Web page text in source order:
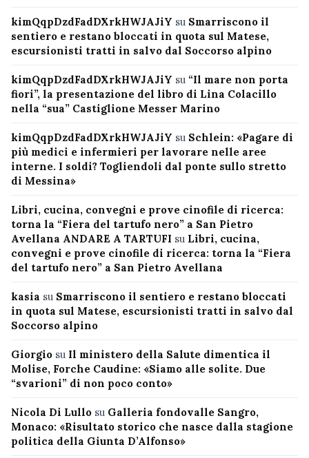
kimQqpDzdFadDXrkHWJAJiY su Smarriscono il
sentiero e restano bloccati in quota sul Matese,
escursionisti tratti in salvo dal Soccorso alpino
kimQqpDzdFadDXrkHWJAJiY su “Il mare non porta
fiori”, la presentazione del libro di Lina Colacillo
nella “sua” Castiglione Messer Marino
kimQqpDzdFadDXrkHWJAJiY su Schlein: «Pagare di
più medici e infermieri per lavorare nelle aree
interne. I soldi? Togliendoli dal ponte sullo stretto
di Messina»
Libri, cucina, convegni e prove cinofile di ricerca:
torna la “Fiera del tartufo nero” a San Pietro
Avellana ANDARE A TARTUFI su Libri, cucina,
convegni e prove cinofile di ricerca: torna la “Fiera
del tartufo nero” a San Pietro Avellana
kasia su Smarriscono il sentiero e restano bloccati
in quota sul Matese, escursionisti tratti in salvo dal
Soccorso alpino
Giorgio su Il ministero della Salute dimentica il
Molise, Forche Caudine: «Siamo alle solite. Due
“svarioni” di non poco conto»
Nicola Di Lullo su Galleria fondovalle Sangro,
Monaco: «Risultato storico che nasce dalla stagione
politica della Giunta D’Alfonso»